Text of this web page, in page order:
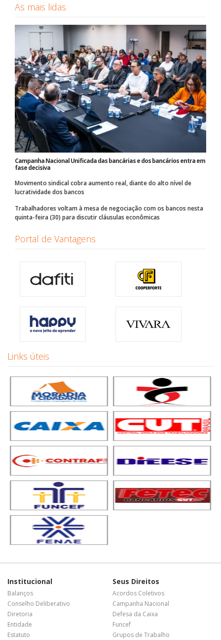
As mais lidas
Campanha Nacional Unificada das bancárias e dos bancários entra em
fase decisiva
Movimento sindical cobra aumento real, diante do alto nível de
lucratividade dos bancos
Trabalhadores voltam à mesa de negociação com os bancos nesta
quinta-feira (30) para discutir cláusulas econômicas
Portal de Vantagens
Links úteis
Institucional
Balanços
Conselho Deliberativo
Diretoria
Entidade
Estatuto
Seus Direitos
Acordos Coletivos
Campanha Nacional
Defesa da Caixa
Funcef
Grupos de Trabalho